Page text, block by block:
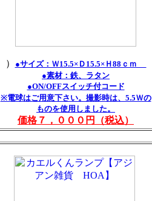
）
●サイズ：Ｗ15.5×Ｄ15.5×Ｈ88ｃｍ
●素材：鉄、ラタン
●ON/OFFスイッチ付コード
※電球はご用意下さい。撮影時は、5.5Ｗの
ものを使用しました。
価格７，０００円（税込）